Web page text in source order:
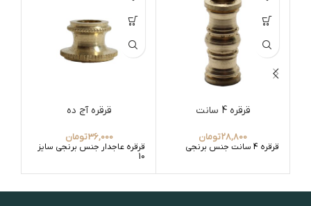
قرقره 4 سانت
28,800تومان
قرقره 4 سانت جنس برنجی
قرقره آج ده
36,000تومان
قرقره عاجدار جنس برنجی سایز
10